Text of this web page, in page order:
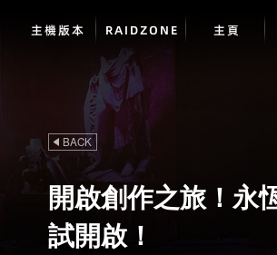
主機版本 RAIDZONE 主頁
BACK
開啟創作之旅！永
試開啟！